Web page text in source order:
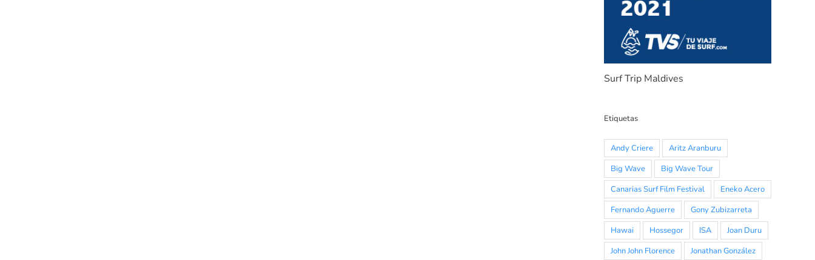
Surf Trip Maldives
Etiquetas
Andy Criere
Aritz Aranburu
Big Wave
Big Wave Tour
Canarias Surf Film Festival
Eneko Acero
Fernando Aguerre
Gony Zubizarreta
Hawai
Hossegor ISA
Joan Duru
John John Florence
Jonathan González